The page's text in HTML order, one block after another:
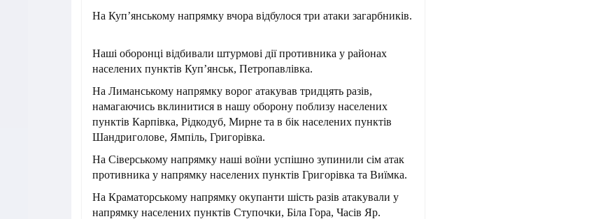
На Куп’янському напрямку вчора відбулося три атаки загарбників.
Наші оборонці відбивали штурмові дії противника у районах
населених пунктів Куп’янськ, Петропавлівка.
На Лиманському напрямку ворог атакував тридцять разів,
намагаючись вклинитися в нашу оборону поблизу населених
пунктів Карпівка, Рідкодуб, Мирне та в бік населених пунктів
Шандриголове, Ямпіль, Григорівка.
На Сіверському напрямку наші воїни успішно зупинили сім атак
противника у напрямку населених пунктів Григорівка та Виїмка.
На Краматорському напрямку окупанти шість разів атакували у
напрямку населених пунктів Ступочки, Біла Гора, Часів Яр.